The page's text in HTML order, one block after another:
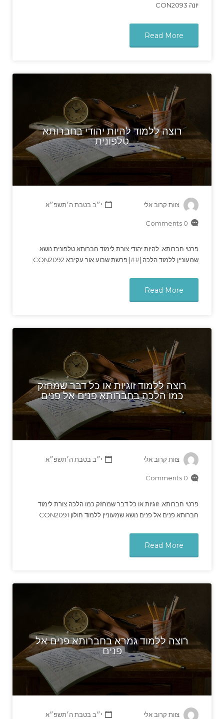
יונה CON2093
Read More
רוצה ללמוד להיות יהודי בחברותא
טלפונית
צוות קרוב אלי י״ב בטבת ה׳תשפ״א
0 Comments
פרטי חברותא: להיות יהודי צורת לימוד חברותא טלפונית נושא
שמעוניין ללמוד הלכה |##| פרשת שבוע אור עקיבא CON2092
Read More
רוצה ללמוד זוגיות או כל דבר שמחזק
כמו הלכה בחברותא פנים אל פנים
צוות קרוב אלי י״ב בטבת ה׳תשפ״א
0 Comments
פרטי חברותא: זוגיות או כל דבר שמחזק כמו הלכה צורת לימוד
חברותא פנים אל פנים נושא שמעוניין ללמוד חולון CON2091
Read More
רוצה ללמוד גמרא בחברותא פנים אל
פנים
צוות קרוב אלי י״ב בטבת ה׳תשפ״א